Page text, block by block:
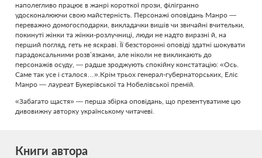
наполегливо працює в жанрі короткої прози, філігранно
удосконалюючи свою майстерність. Персонажі оповідань Манро —
переважно домогосподарки, викладачки вишів чи звичайні вчительки,
покинуті жінки та жінки-розлучниці, люди не надто виразні й, на
перший погляд, геть не яскраві. Її безсторонні оповіді здатні шокувати
парадоксальними розв’язками, але ніколи не викликають до
персонажів осуду, — радше зроджують спокійну констатацію: «Ось.
Саме так усе і сталося…».Крім трьох генерал-губернаторських, Еліс
Манро — лауреат Букерівської та Нобелівської премій.
«Забагато щастя» — перша збірка оповідань, що презентуватиме цю
дивовижну авторку українському читачеві.
Книги автора